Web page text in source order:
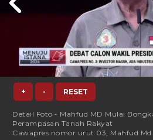
+ - RESET
Detail Foto - Mahfud MD Mulai
Perampasan Tanah Rakyat
Cawapres nomor urut 03, Mahfud Md